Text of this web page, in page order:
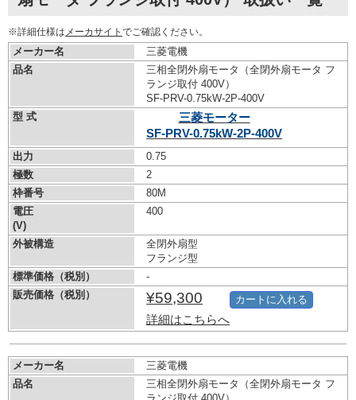
※詳細仕様は メーカサイト でご確認ください。
メーカー名
三菱電機
品名
三相全閉外扇モータ（全閉外扇モータ フ
ランジ取付 400V）
SF-PRV-0.75kW-2P-400V
型 式
三菱モーター
SF-PRV-0.75kW-2P-400V
出力
0.75
極数
2
枠番号
80M
電圧
(V)
400
外被構造
全閉外扇型
フランジ型
標準価格（税別）
-
販売価格（税別）
¥59,300
詳細はこちらへ
カートに入れる
メーカー名
三菱電機
品名
三相全閉外扇モータ（全閉外扇モータ フ